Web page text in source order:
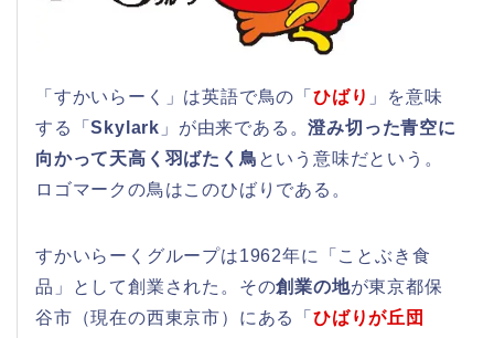
「すかいらーく」は英語で鳥の「 ひばり 」を意味
する「Skylark 」が由来である。澄み切った青空に
向かって天高く羽ばたく鳥 という意味だという。
ロゴマークの鳥はこのひばりである。
すかいらーくグループは1962年に「ことぶき食
品」として創業された。その創業の地が東京都保
谷市（現在の西東京市）にある「 ひばりが丘団